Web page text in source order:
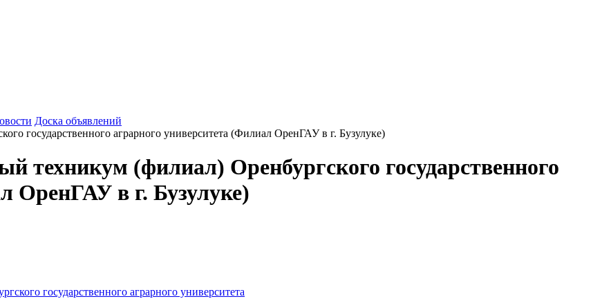
Доска объявлений
техникум (филиал) Оренбургского государственного
ОренГАУ в г. Бузулуке)
государственного аграрного университета